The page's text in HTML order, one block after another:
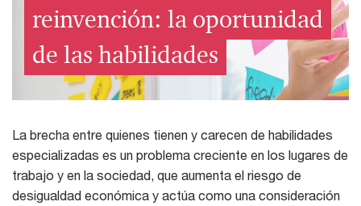
reinvención: la oportunidad
de las habilidades
La brecha entre quienes tienen y carecen de habilidades
especializadas es un problema creciente en los lugares de
trabajo y en la sociedad, que aumenta el riesgo de
desigualdad económica y actúa como una consideración